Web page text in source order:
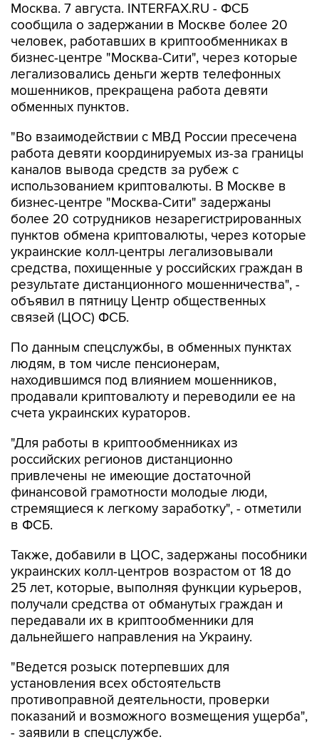
Москва. 7 августа. INTERFAX.RU - ФСБ
сообщила о задержании в Москве более 20
человек, работавших в криптообменниках в
бизнес-центре "Москва-Сити", через которые
легализовались деньги жертв телефонных
мошенников, прекращена работа девяти
обменных пунктов.
"Во взаимодействии с МВД России пресечена
работа девяти координируемых из-за границы
каналов вывода средств за рубеж с
использованием криптовалюты. В Москве в
бизнес-центре "Москва-Сити" задержаны
более 20 сотрудников незарегистрированных
пунктов обмена криптовалюты, через которые
украинские колл-центры легализовывали
средства, похищенные у российских граждан в
результате дистанционного мошенничества", -
объявил в пятницу Центр общественных
связей (ЦОС) ФСБ.
По данным спецслужбы, в обменных пунктах
людям, в том числе пенсионерам,
находившимся под влиянием мошенников,
продавали криптовалюту и переводили ее на
счета украинских кураторов.
"Для работы в криптообменниках из
российских регионов дистанционно
привлечены не имеющие достаточной
финансовой грамотности молодые люди,
стремящиеся к легкому заработку", - отметили
в ФСБ.
Также, добавили в ЦОС, задержаны пособники
украинских колл-центров возрастом от 18 до
25 лет, которые, выполняя функции курьеров,
получали средства от обманутых граждан и
передавали их в криптообменники для
дальнейшего направления на Украину.
"Ведется розыск потерпевших для
установления всех обстоятельств
противоправной деятельности, проверки
показаний и возможного возмещения ущерба",
- заявили в спецслужбе.